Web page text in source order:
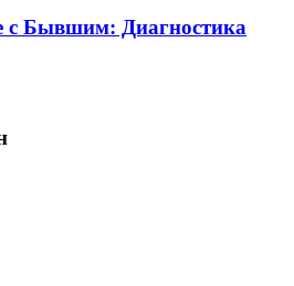
с Бывшим: Диагностика